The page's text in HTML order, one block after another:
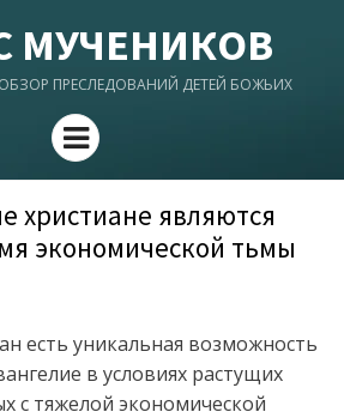
МУЧЕНИКОВ
ПРЕСЛЕДОВАНИЙ ДЕТЕЙ БОЖЬИХ
Menu
христиане являются
экономической тьмы
есть уникальная возможность
в условиях растущих
с тяжелой экономической